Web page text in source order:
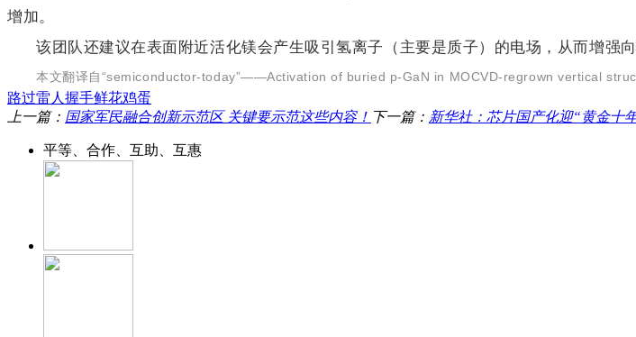
增加。
该团队还建议在表面附近活化镁会产生吸引氢离子（主要是质子）的电场，从而增强
本文翻译自“semiconductor-today”——Activation of buried p-GaN in MOCVD-regrown vertical
路过雷人 握手鲜花鸡蛋
上一篇： 国家军民融合创新示范区 关键要示范这些内容！ 下一篇： 新华社：芯片国产化迎“黄金十
平等、合作、互助、互惠